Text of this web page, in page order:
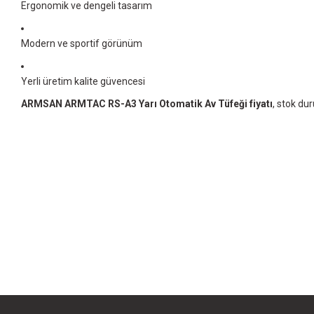
Ergonomik ve dengeli tasarım
Modern ve sportif görünüm
Yerli üretim kalite güvencesi
ARMSAN ARMTAC RS-A3 Yarı Otomatik Av Tüfeği fiyatı, stok